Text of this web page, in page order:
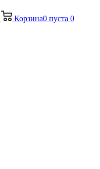
Корзина0 пуста 0